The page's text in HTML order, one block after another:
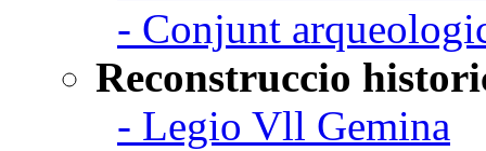
- Conjunt
Reconstruccio
- Legio Vll Gemina